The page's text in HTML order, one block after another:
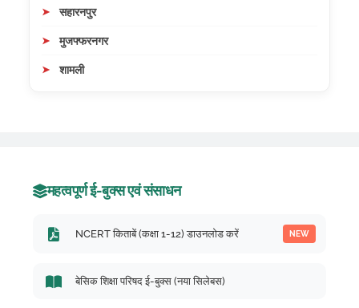
सहारनपुर
मुजफ्फरनगर
शामली
महत्वपूर्ण ई-बुक्स एवं संसाधन
NCERT किताबें (कक्षा 1-12) डाउनलोड करें NEW
बेसिक शिक्षा परिषद ई-बुक्स (नया सिलेबस)